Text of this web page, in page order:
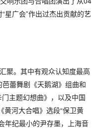
星广会”作出过杰出贡献的艺
聚。其中有观众认知度最高
蕾舞剧《天鹅湖》组曲和
主题幻想曲》，以及中国
黄河大合唱》选段“保卫黄
年纪最小的尹存墨，上海音